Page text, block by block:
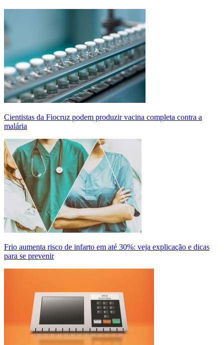
Cientistas da Fiocruz podem produzir vacina completa contra a
malária
Frio aumenta risco de infarto em até 30%: veja explicação e dicas
para se prevenir